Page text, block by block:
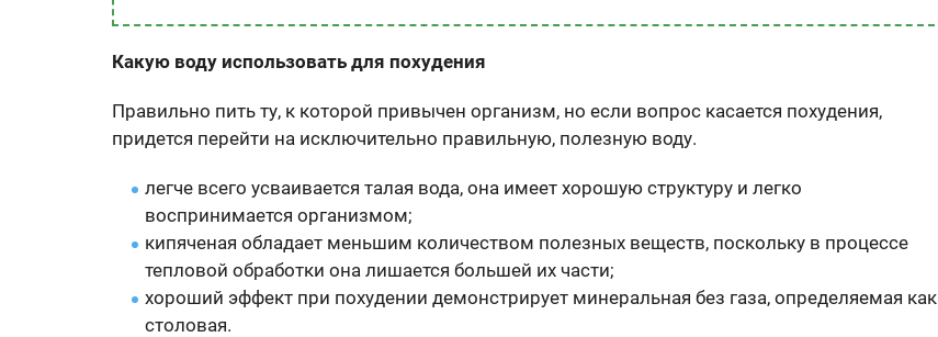
Какую воду использовать для похудения
Правильно пить ту, к которой привычен организм, но если вопрос касается похудения,
придется перейти на исключительно правильную, полезную воду.
легче всего усваивается талая вода, она имеет хорошую структуру и легко
воспринимается организмом;
кипяченая обладает меньшим количеством полезных веществ, поскольку в процессе
тепловой обработки она лишается большей их части;
хороший эффект при похудении демонстрирует минеральная без газа, определяемая как
столовая.